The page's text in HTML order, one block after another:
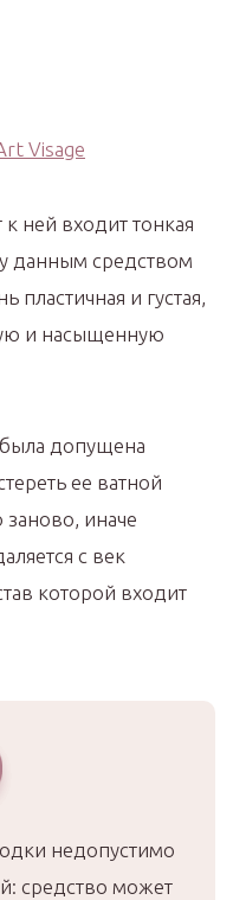
ней входит тонкая
данным средством
и густая,
и насыщенную
была допущена
ее ватной
иначе
с век
которой входит
недопустимо
средство может